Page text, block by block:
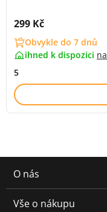
Cena s DPH:
299 Kč
Obvykle do 7 dnů
ihned k dispozici na
5
O nás
Vše o nákupu